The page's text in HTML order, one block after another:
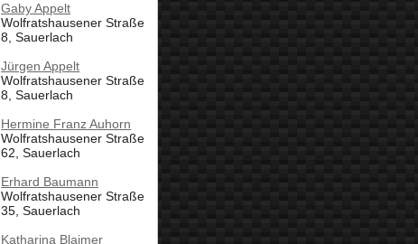
Gaby Appelt
Wolfratshausener Straße
8, Sauerlach
Jürgen Appelt
Wolfratshausener Straße
8, Sauerlach
Hermine Franz Auhorn
Wolfratshausener Straße
62, Sauerlach
Erhard Baumann
Wolfratshausener Straße
35, Sauerlach
Katharina Blaimer